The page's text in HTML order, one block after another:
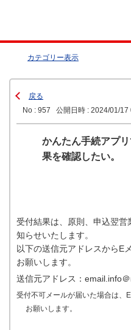
カテゴリー表示
戻る
No : 957
公開日時 : 2024/01/17
かんたん手続アプ
果を確認したい。
受付結果は、原則、申込翌
知らせいたします。
以下の送信元アドレスからE
お願いします。
送信元アドレス：email.info
受付不可メールが届いた場合は、
お願いします。